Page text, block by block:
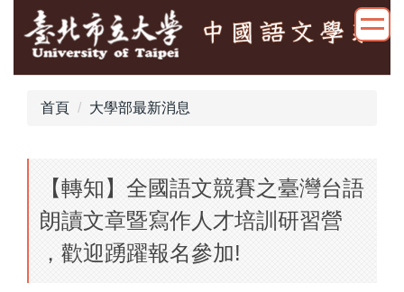
要
首頁 大學部最新消息
【轉知】全國語文競賽之臺灣台語
朗讀文章暨寫作人才培訓研習營
，歡迎踴躍報名參加!